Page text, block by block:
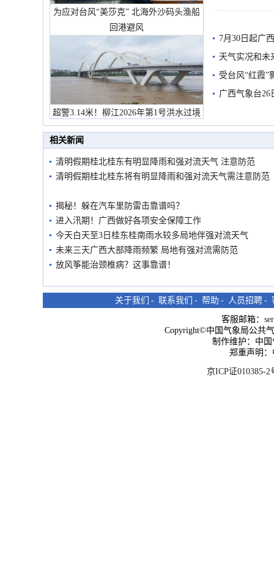
为应对台风“美莎克” 北海外沙码头渔船
回港避风
超警3.14米！柳江2026年第1号洪水过境
市民在堤岸见证汛况
7月30日起广
天气实况和未
受台风“红霞”
有较强降雨
广西气象台26
相关新闻
清明假期桂北桂东有明显降雨和强对流天气 注意防范
清明假期桂北桂东将有明显降雨和强对流天气需注意防范
揭秘！躲在汽车里防雷击靠谱吗？
进入汛期！广西做好各项安全保障工作
今天白天至3日桂东桂南雨水较多局地伴强对流天气
未来三天广西大部降雨频繁 局地有强对流需防范
放风筝能治颈椎病？这事靠谱！
关于我们 - 联系我们 - 帮助 - 人员招聘 -
客服邮箱：
Copyright©中国气象局公共
制作维护：中
郑重声明
京ICP证010385-2